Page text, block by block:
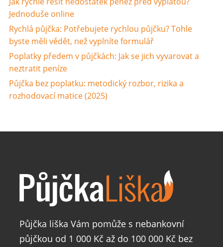
Jednoduše online
Rychlá půjčka: Potřebujete rychlou půjčku? Tohle
byste měli vědět, než vyplníte formulář
Poplatky předem v půjčkách: Jak se jich vyvarovat a
neztratit peníze
Půjčka bez poplatku: metodický rozbor, rizika a
rozhodovací matice (2025)
Půjčka liška Vám pomůže s nebankovní
půjčkou od 1 000 Kč až do 100 000 Kč bez